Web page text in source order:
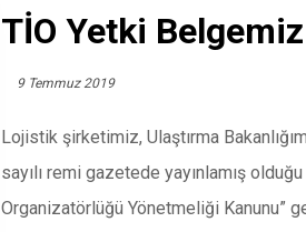
TİO Yetki Belgemiz
9 Temmuz 2019
Lojistik şirketimiz, Ulaştırma
sayılı remi gazetede yayınlamış olduğu
Organizatörlüğü Yönetmeliği Kanunu”